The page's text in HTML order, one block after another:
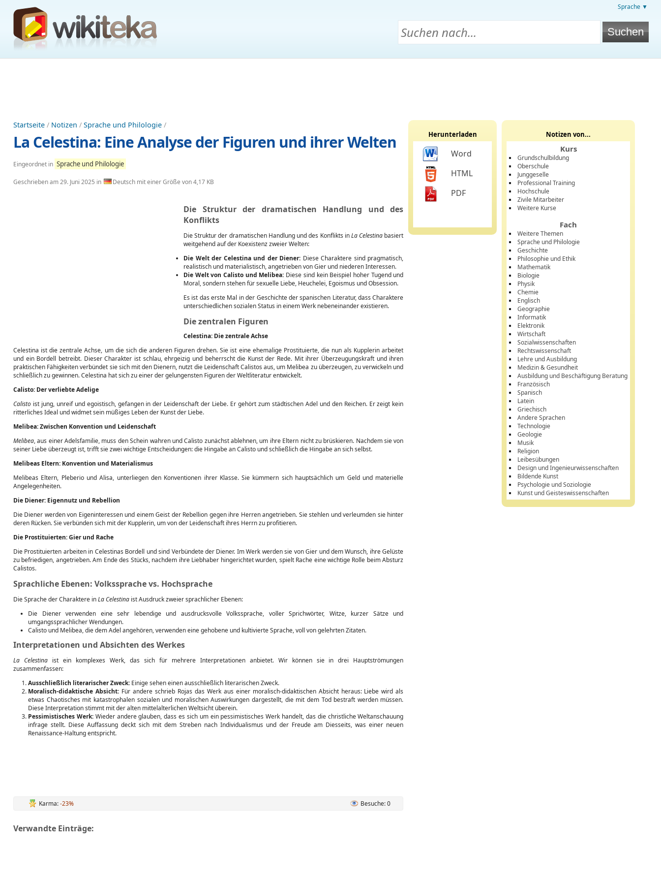
Sprache ▼
Startseite / Notizen / Sprache und Philologie /
La Celestina: Eine Analyse der Figuren und ihrer Welten
Eingeordnet in Sprache und Philologie
Geschrieben am29. Juni 2025 in Deutsch mit einer Größe von 4,17 KB
Die Struktur der dramatischen Handlung und des
Konflikts
Die Struktur der dramatischen Handlung und des Konflikts inLa Celestina basiert
weitgehend auf der Koexistenz zweier Welten:
Die Welt der Celestina und der Diener: Diese Charaktere sind pragmatisch,
realistisch und materialistisch, angetrieben von Gier und niederen Interessen.
Die Welt von Calisto und Melibea: Diese sind kein Beispiel hoher Tugend und
Moral, sondern stehen für sexuelle Liebe, Heuchelei, Egoismus und Obsession.
Es ist das erste Mal in der Geschichte der spanischen Literatur, dass Charaktere
unterschiedlichen sozialen Status in einem Werk nebeneinander existieren.
Die zentralen Figuren
Celestina: Die zentrale Achse
Celestina ist die zentrale Achse, um die sich die anderen Figuren drehen. Sie ist eine ehemalige Prostituierte, die nun als Kupplerin arbeitet
und ein Bordell betreibt. Dieser Charakter ist schlau, ehrgeizig und beherrscht die Kunst der Rede. Mit ihrer Überzeugungskraft und ihren
praktischen Fähigkeiten verbündet sie sich mit den Dienern, nutzt die Leidenschaft Calistos aus, um Melibea zu überzeugen, zu verwickeln und
schließlich zu gewinnen. Celestina hat sich zu einer der gelungensten Figuren der Weltliteratur entwickelt.
Calisto: Der verliebte Adelige
Calisto ist jung, unreif und egoistisch, gefangen in der Leidenschaft der Liebe. Er gehört zum städtischen Adel und den Reichen. Er zeigt kein
ritterliches Ideal und widmet sein müßiges Leben der Kunst der Liebe.
Melibea: Zwischen Konvention und Leidenschaft
Melibea, aus einer Adelsfamilie, muss den Schein wahren und Calisto zunächst ablehnen, um ihre Eltern nicht zu brüskieren. Nachdem sie von
seiner Liebe überzeugt ist, trifft sie zwei wichtige Entscheidungen: die Hingabe an Calisto und schließlich die Hingabe an sich selbst.
Melibeas Eltern: Konvention und Materialismus
Melibeas Eltern, Pleberio und Alisa, unterliegen den Konventionen ihrer Klasse. Sie kümmern sich hauptsächlich um Geld und materielle
Angelegenheiten.
Die Diener: Eigennutz und Rebellion
Die Diener werden von Eigeninteressen und einem Geist der Rebellion gegen ihre Herren angetrieben. Sie stehlen und verleumden sie hinter
deren Rücken. Sie verbünden sich mit der Kupplerin, um von der Leidenschaft ihres Herrn zu profitieren.
Die Prostituierten: Gier und Rache
Die Prostituierten arbeiten in Celestinas Bordell und sind Verbündete der Diener. Im Werk werden sie von Gier und dem Wunsch, ihre Gelüste
zu befriedigen, angetrieben. Am Ende des Stücks, nachdem ihre Liebhaber hingerichtet wurden, spielt Rache eine wichtige Rolle beim Absturz
Calistos.
Sprachliche Ebenen: Volkssprache vs. Hochsprache
Die Sprache der Charaktere inLa Celestina ist Ausdruck zweier sprachlicher Ebenen:
Die Diener verwenden eine sehr lebendige und ausdrucksvolle Volkssprache, voller Sprichwörter, Witze, kurzer Sätze und
umgangssprachlicher Wendungen.
Calisto und Melibea, die dem Adel angehören, verwenden eine gehobene und kultivierte Sprache, voll von gelehrten Zitaten.
Interpretationen und Absichten des Werkes
La Celestinaist ein komplexes Werk, das sich für mehrere Interpretationen anbietet. Wir können sie in drei Hauptströmungen
zusammenfassen:
Ausschließlich literarischer Zweck: Einige sehen einen ausschließlich literarischen Zweck.
Moralisch-didaktische Absicht:Für andere schrieb Rojas das Werk aus einer moralisch-didaktischen Absicht heraus: Liebe wird als
etwas Chaotisches mit katastrophalen sozialen und moralischen Auswirkungen dargestellt, die mit dem Tod bestraft werden müssen.
Diese Interpretation stimmt mit der alten mittelalterlichen Weltsicht überein.
Pessimistisches Werk:Wieder andere glauben, dass es sich um ein pessimistisches Werk handelt, das die christliche Weltanschauung
infrage stellt. Diese Auffassung deckt sich mit dem Streben nach Individualismus und der Freude am Diesseits, was einer neuen
Renaissance-Haltung entspricht.
Karma:-23% Besuche: 0
Verwandte Einträge:
Herunterladen
Word
HTML
PDF
Notizen von...
Kurs
Grundschulbildung
Oberschule
Junggeselle
Professional Training
Hochschule
Zivile Mitarbeiter
Weitere Kurse
Fach
Weitere Themen
Sprache und Philologie
Geschichte
Philosophie und Ethik
Mathematik
Biologie
Physik
Chemie
Englisch
Geographie
Informatik
Elektronik
Wirtschaft
Sozialwissenschaften
Rechtswissenschaft
Lehre und Ausbildung
Medizin & Gesundheit
Ausbildung und Beschäftigung Beratung
Französisch
Spanisch
Latein
Griechisch
Andere Sprachen
Technologie
Geologie
Musik
Religion
Leibesübungen
Design und Ingenieurwissenschaften
Bildende Kunst
Psychologie und Soziologie
Kunst und Geisteswissenschaften